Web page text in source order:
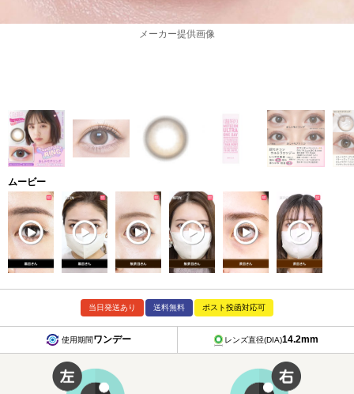
ムービー
当日発送あり 送料無料 ポスト投函対応可
使用期間ワンデー レンズ直径(DIA)14.2mm